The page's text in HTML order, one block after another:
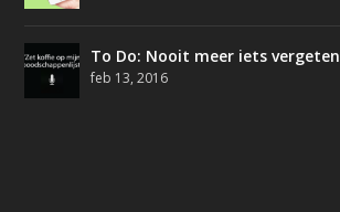
To Do: Nooit meer iets vergeten
feb 13, 2016